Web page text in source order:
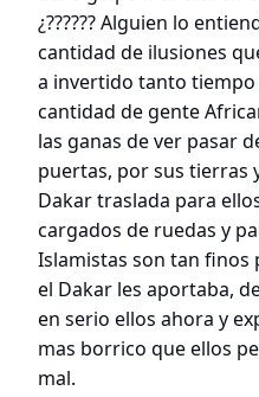
¿?????? Alguien lo
cantidad de ilusiones
a invertido tanto
cantidad de gente
las ganas de ver pasar
puertas, por sus tierras
Dakar traslada para
cargados de ruedas y
Islamistas son tan finos
el Dakar les aportaba,
en serio ellos ahora y
mas borrico que ellos
mal.